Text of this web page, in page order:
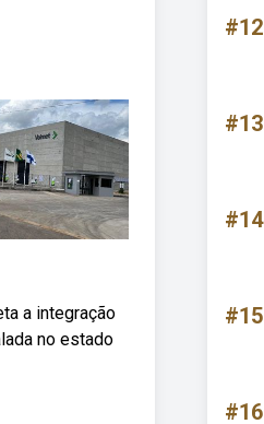
a integração
no estado
#12
#13
#14
#15
#16